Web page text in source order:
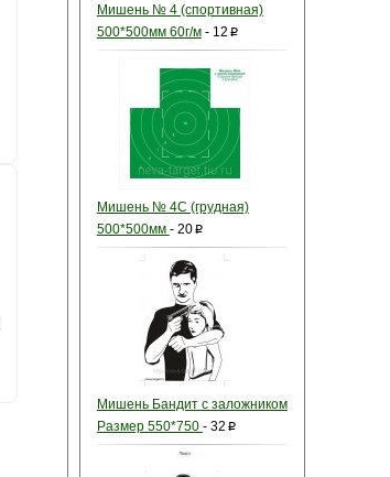
Мишень № 4 (спортивная)
500*500мм 60г/м- 12 p
Мишень № 4С (грудная)
500*500мм - 20p
Мишень Бандит с заложником
Размер 550*750 - 32 p